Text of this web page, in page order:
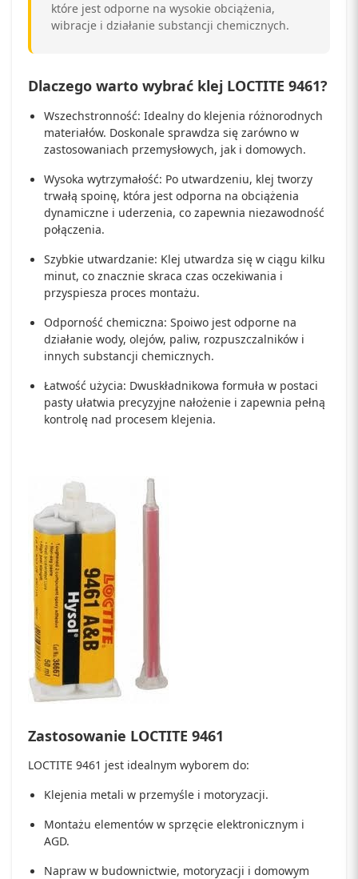
które jest odporne na wysokie obciążenia,
wibracje i działanie substancji chemicznych.
Dlaczego warto wybrać klej LOCTITE 9461?
Wszechstronność: Idealny do klejenia różnorodnych
materiałów. Doskonale sprawdza się zarówno w
zastosowaniach przemysłowych, jak i domowych.
Wysoka wytrzymałość: Po utwardzeniu, klej tworzy
trwałą spoinę, która jest odporna na obciążenia
dynamiczne i uderzenia, co zapewnia niezawodność
połączenia.
Szybkie utwardzanie: Klej utwardza się w ciągu kilku
minut, co znacznie skraca czas oczekiwania i
przyspiesza proces montażu.
Odporność chemiczna: Spoiwo jest odporne na
działanie wody, olejów, paliw, rozpuszczalników i
innych substancji chemicznych.
Łatwość użycia: Dwuskładnikowa formuła w postaci
pasty ułatwia precyzyjne nałożenie i zapewnia pełną
kontrolę nad procesem klejenia.
Zastosowanie LOCTITE 9461
LOCTITE 9461 jest idealnym wyborem do:
Klejenia metali w przemyśle i motoryzacji.
Montażu elementów w sprzęcie elektronicznym i
AGD.
Napraw w budownictwie, motoryzacji i domowym